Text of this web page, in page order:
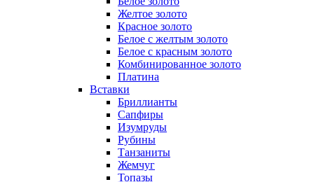
Желтое золото
Красное золото
Белое с желтым золото
Белое с красным золото
Комбинированное золото
Платина
Вставки
Бриллианты
Сапфиры
Изумруды
Рубины
Танзаниты
Жемчуг
Топазы